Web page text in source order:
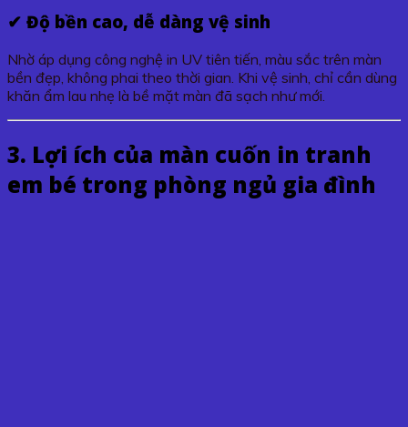
✔ Độ bền cao, dễ dàng vệ sinh
Nhờ áp dụng công nghệ in UV tiên tiến, màu sắc trên màn
bền đẹp, không phai theo thời gian. Khi vệ sinh, chỉ cần dùng
khăn ẩm lau nhẹ là bề mặt màn đã sạch như mới.
3. Lợi ích của màn cuốn in tranh
em bé trong phòng ngủ gia đình